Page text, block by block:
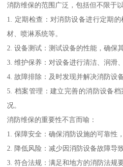
消防维保的范围广泛，包括但不限于
1. 定期检查：对消防设备进行定期
材、喷淋系统等。
2. 设备测试：测试设备的性能，确保
3. 维护保养：对设备进行清洁、润滑
4. 故障排除：及时发现并解决消防设
5. 档案管理：建立完善的消防设备
况。
消防维保的重要性不言而喻：
1. 保障安全：确保消防设施的可靠性
2. 降低风险：减少因消防设备故障导
3. 符合法规：满足和地方的消防法规要